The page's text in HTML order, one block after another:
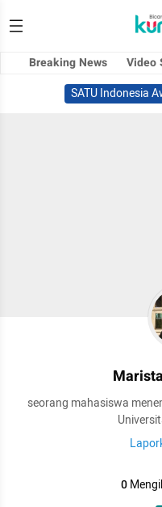
Breaking News Video
SATU Indonesia
seorang mahasiswa
0